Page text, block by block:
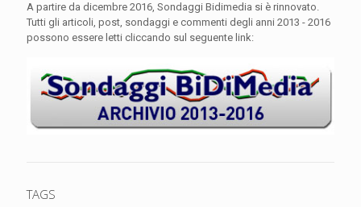
A partire da dicembre 2016, Sondaggi Bidimedia si è rinnovato.
Tutti gli articoli, post, sondaggi e commenti degli anni 2013 - 2016
possono essere letti cliccando sul seguente link:
TAGS